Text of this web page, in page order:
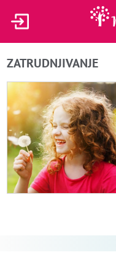
ZATRUDNJIVANJE